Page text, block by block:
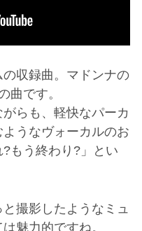
収録曲。マドンナの
曲です。
らも、軽快なパーカ
うなヴォーカルのお
もう終わり?」とい
撮影したようなミュ
魅力的ですね。